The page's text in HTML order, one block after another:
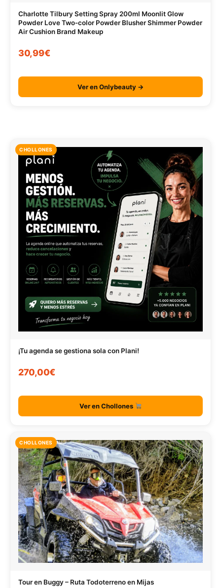
Charlotte Tilbury Setting Spray 200ml Moonlit Glow
Powder Love Two-color Powder Blusher Shimmer Powder
Air Cushion Brand Makeup
30,99€
Ver en Onlybeauty →
CHOLLONES
¡Tu agenda se gestiona sola con Plani!
270,00€
Ver en Chollones
CHOLLONES
Tour en Buggy – Ruta Todoterreno en Mijas